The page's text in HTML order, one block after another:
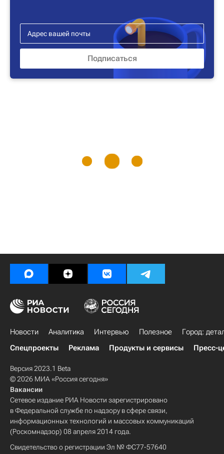
Новости Аналитика Интервью Полезное
Город:
Спецпроекты
Реклама Продукты и сервисы Пресс-
Версия 2023.1 Beta
© 2026 МИА «Россия сегодня»
Вакансии
Сетевое издание РИА Новости зарегистрировано
в Федеральной службе по надзору в сфере связи,
информационных технологий и массовых коммуникаций
(Роскомнадзор) 08 апреля 2014 года.
Свидетельство о регистрации Эл № ФС77-57640